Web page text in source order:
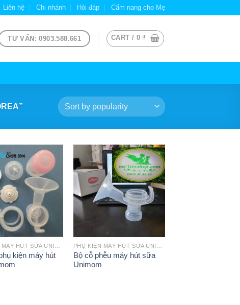
Liên hệ Chi nhánh Hỏi đáp Cẩm nang cho Mẹ
TƯ VẤN: 0903.588.661 CART / 0 ₫
kiện máy hút
Bộ cỗ phễu máy hút sữa
Unimom